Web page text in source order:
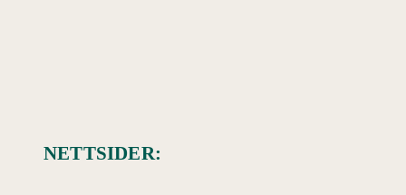
NETTSIDER: